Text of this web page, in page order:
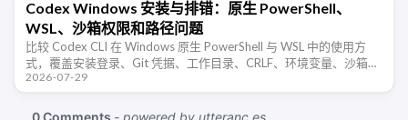
Codex Windows 安装与排错：原生 PowerShell、
WSL、沙箱权限和路径问题
比较 Codex CLI 在 Windows 原生 PowerShell 与 WSL 中的使用方
式，覆盖安装登录、Git 凭据、工作目录、CRLF、环境变量、沙箱审
批和常见权限错误。
2026-07-29